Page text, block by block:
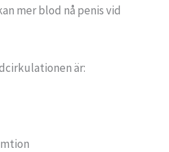
mer blod nå penis vid
är: